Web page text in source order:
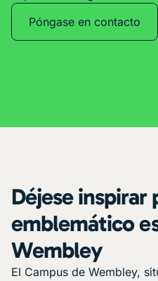
Póngase en contacto
Déjese inspirar
emblemático
Wembley
El Campus de Wembley,